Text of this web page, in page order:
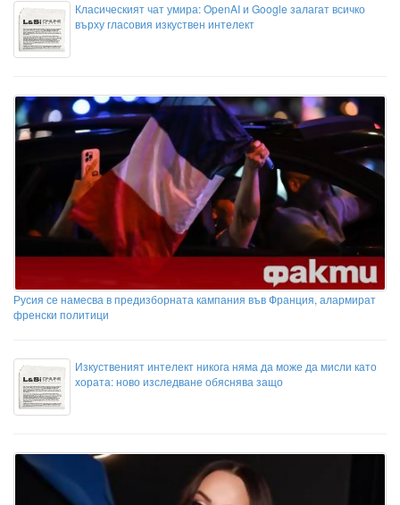
Класическият чат умира: OpenAI и Google залагат всичко
върху гласовия изкуствен интелект
Русия се намесва в предизборната кампания във Франция, алармират
френски политици
Изкуственият интелект никога няма да може да мисли като
хората: ново изследване обяснява защо